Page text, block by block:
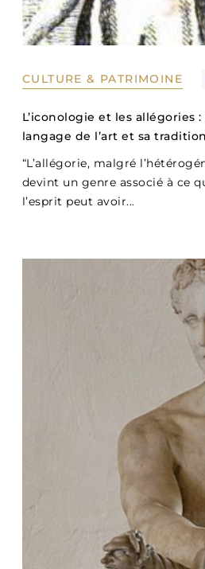
CULTURE & PATRIMOINE
L’iconologie et les allégories
langage de l’art et sa tradition
“L’allégorie, malgré
devint un genre associé à ce
l’esprit peut avoir...